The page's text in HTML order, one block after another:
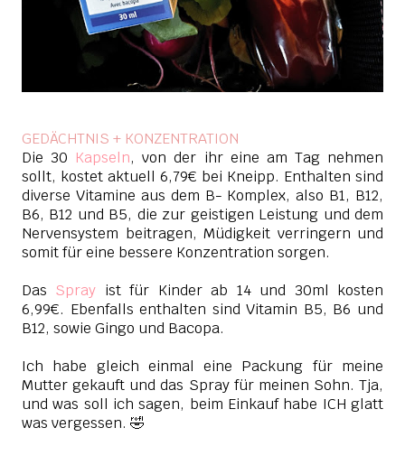
GEDÄCHTNIS + KONZENTRATION
Die 30 Kapseln, von der ihr eine am Tag nehmen
sollt, kostet aktuell 6,79€ bei Kneipp. Enthalten sind
diverse Vitamine aus dem B- Komplex, also B1, B12,
B6, B12 und B5, die zur geistigen Leistung und dem
Nervensystem beitragen, Müdigkeit verringern und
somit für eine bessere Konzentration sorgen.
Das Spray ist für Kinder ab 14 und 30ml kosten
6,99€. Ebenfalls enthalten sind Vitamin B5, B6 und
B12, sowie Gingo und Bacopa.
Ich habe gleich einmal eine Packung für meine
Mutter gekauft und das Spray für meinen Sohn. Tja,
und was soll ich sagen, beim Einkauf habe ICH glatt
was vergessen. 🤣